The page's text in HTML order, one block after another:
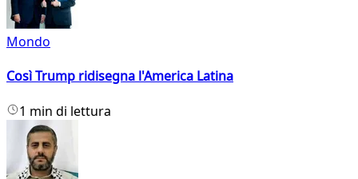
Mondo
Così Trump ridisegna l'America Latina
1 min di lettura